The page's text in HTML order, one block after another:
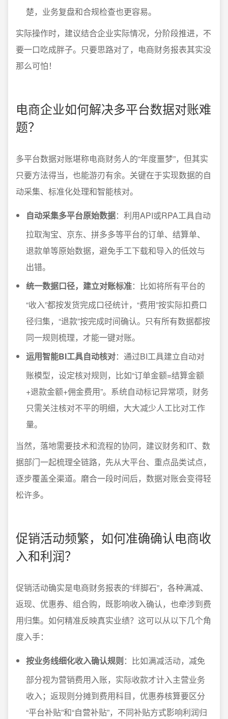
楚，业务复盘和合规检查也更容易。
实际操作时，建议结合企业实际情况，分阶段推进，不
要一口吃成胖子。只要思路对了，电商财务报表其实没
那么可怕！
电商企业如何解决多平台数据对账难
题？
多平台数据对账堪称电商财务人的“年度噩梦”，但其实
只要方法得当，也能游刃有余。关键在于实现数据的自
动采集、标准化处理和智能核对。
自动采集多平台原始数据：利用API或RPA工具自动
拉取淘宝、京东、拼多多等平台的订单、结算单、
退款单等原始数据，避免手工下载和导入的低效与
出错。
统一数据口径，建立对账标准：比如将所有平台的
“收入”都按发货完成口径统计，“费用”按实际扣费口
径归集，“退款”按完成时间确认。只有所有数据都按
同一规则梳理，才能一键对账。
运用智能BI工具自动核对：通过BI工具建立自动对
账模型，设定核对规则，比如“订单金额=结算金额
+退款金额+佣金费用”。系统自动标记异常项，财务
只需关注核对不平的明细，大大减少人工比对工作
量。
当然，落地需要技术和流程的协同，建议财务和IT、数
据部门一起梳理全链路，先从大平台、重点品类试点，
逐步覆盖全渠道。磨合一段时间后，数据对账会变得轻
松许多。
促销活动频繁，如何准确确认电商收
入和利润？
促销活动确实是电商财务报表的“绊脚石”，各种满减、
返现、优惠券、组合购，既影响收入确认，也牵涉到费
用归集。如何精准反映真实业绩？这可以从以下几个角
度入手：
按业务线细化收入确认规则：比如满减活动，减免
部分视为营销费用入账，实际收款才计入主营业务
收入；返现则分摊到费用科目，优惠券核算要区分
“平台补贴”和“自营补贴”，不同补贴方式影响利润归